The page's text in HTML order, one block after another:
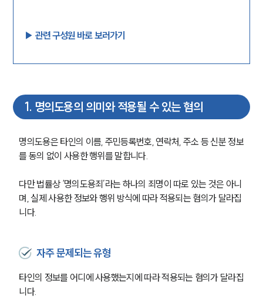
▶︎ 관련 구성원 바로 보러가기
1. 명의도용의 의미와 적용될 수 있는 혐의
명의도용은 타인의 이름, 주민등록번호, 연락처, 주소 등 신분 정보
를 동의 없이 사용한 행위를 말합니다.
다만 법률상 ‘명의도용죄’라는 하나의 죄명이 따로 있는 것은 아니
며, 실제 사용한 정보와 행위 방식에 따라 적용되는 혐의가 달라집
니다.
자주 문제되는 유형
타인의 정보를 어디에 사용했는지에 따라 적용되는 혐의가 달라집
니다.